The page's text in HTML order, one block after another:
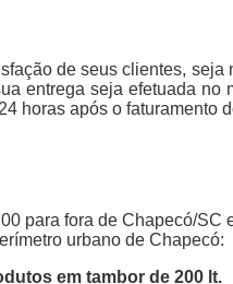
de seus clientes,
entrega seja efetuada
horas após o faturamento
para fora de Chapecó/
urbano de Chapecó:
em tambor de 200 lt.